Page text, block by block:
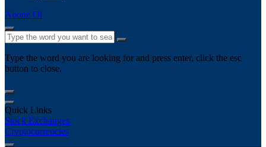
Abone Ol
Type the word you are looking for and press enter, click the esc
button to close.
Quick Links
Stock Exchanges
Cryptocurrencies